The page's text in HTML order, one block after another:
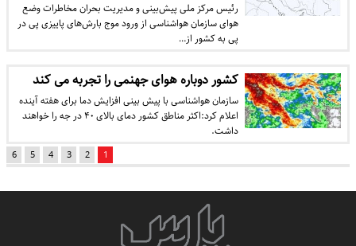
رئیس مرکز ملی پیش‌بینی و مدیریت بحران مخاطرات وضع
هوای سازمان هواشناسی از ورود موج بارش‌های پاییزی پی در
پی به کشور از…
کشور دوباره هوای جهنمی را تجربه می کند
سازمان هواشناسی با پیش بینی افزایش دما برای هفته آینده
اعلام کرد:اکثر مناطق کشور دمای بالای ۴۰ در جه را خواهند
داشت.
1
2
3
4
5
6